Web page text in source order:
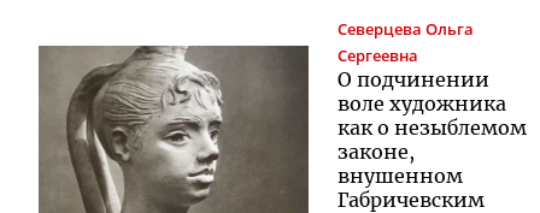
Северцева Ольга
Сергеевна
О подчинении
воле художника
как о незыблемом
законе,
внушенном
Габричевским